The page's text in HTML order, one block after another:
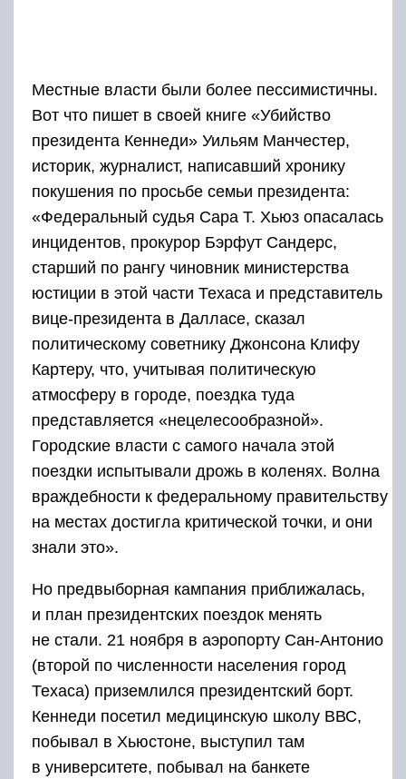
Местные власти были более пессимистичны.
Вот что пишет в своей книге «Убийство
президента Кеннеди» Уильям Манчестер,
историк, журналист, написавший хронику
покушения по просьбе семьи президента:
«Федеральный судья Сара Т. Хьюз опасалась
инцидентов, прокурор Бэрфут Сандерс,
старший по рангу чиновник министерства
юстиции в этой части Техаса и представитель
вице-президента в Далласе, сказал
политическому советнику Джонсона Клифу
Картеру, что, учитывая политическую
атмосферу в городе, поездка туда
представляется «нецелесообразной».
Городские власти с самого начала этой
поездки испытывали дрожь в коленях. Волна
враждебности к федеральному правительству
на местах достигла критической точки, и они
знали это».
Но предвыборная кампания приближалась,
и план президентских поездок менять
не стали. 21 ноября в аэропорту Сан-Антонио
(второй по численности населения город
Техаса) приземлился президентский борт.
Кеннеди посетил медицинскую школу ВВС,
побывал в Хьюстоне, выступил там
в университете, побывал на банкете